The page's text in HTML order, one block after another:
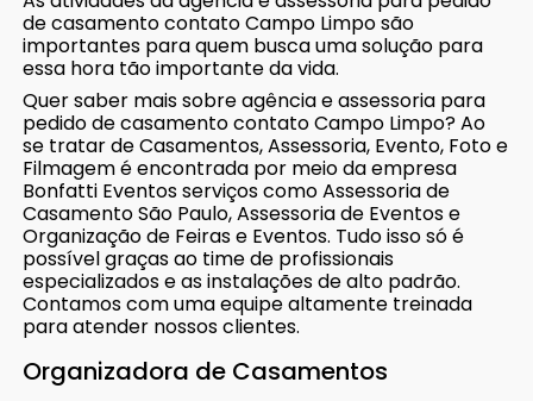
de casamento contato Campo Limpo são
importantes para quem busca uma solução para
essa hora tão importante da vida.
Quer saber mais sobre agência e assessoria para
pedido de casamento contato Campo Limpo? Ao
se tratar de Casamentos, Assessoria, Evento, Foto e
Filmagem é encontrada por meio da empresa
Bonfatti Eventos serviços como Assessoria de
Casamento São Paulo, Assessoria de Eventos e
Organização de Feiras e Eventos. Tudo isso só é
possível graças ao time de profissionais
especializados e as instalações de alto padrão.
Contamos com uma equipe altamente treinada
para atender nossos clientes.
Organizadora de Casamentos